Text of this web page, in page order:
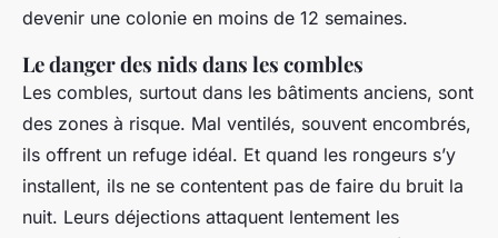
devenir une colonie en moins de 12 semaines.
Le danger des nids dans les combles
Les combles, surtout dans les bâtiments anciens, sont
des zones à risque. Mal ventilés, souvent encombrés,
ils offrent un refuge idéal. Et quand les rongeurs s’y
installent, ils ne se contentent pas de faire du bruit la
nuit. Leurs déjections attaquent lentement les